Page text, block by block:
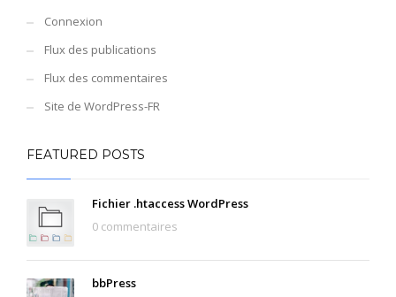
Connexion
Flux des publications
Flux des commentaires
Site de WordPress-FR
FEATURED POSTS
Fichier .htaccess WordPress
0 commentaires
bbPress